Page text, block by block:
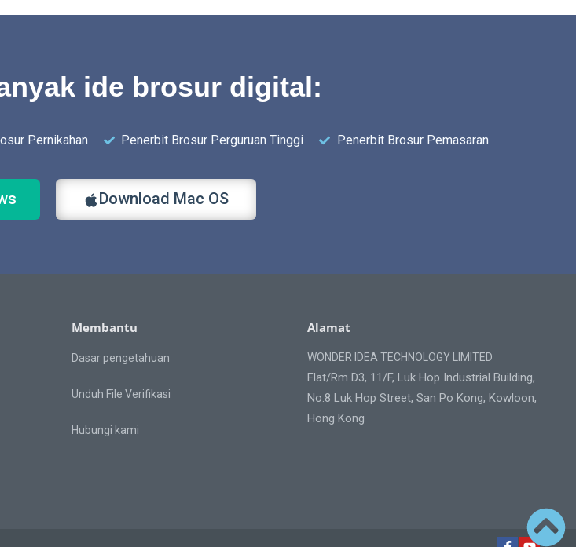
ide brosur digital:
Pernikahan Penerbit Brosur Perguruan Tinggi Penerbit Brosur Pemasaran
Download Mac OS
Membantu
Dasar pengetahuan
Unduh File Verifikasi
Hubungi kami
Alamat
WONDER IDEA TECHNOLOGY LIMITED
Flat/Rm D3, 11/F, Luk Hop Industrial Building,
No.8 Luk Hop Street, San Po Kong, Kowloon,
Hong Kong